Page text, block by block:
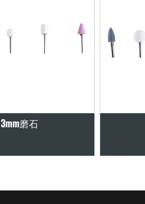
3mm磨石